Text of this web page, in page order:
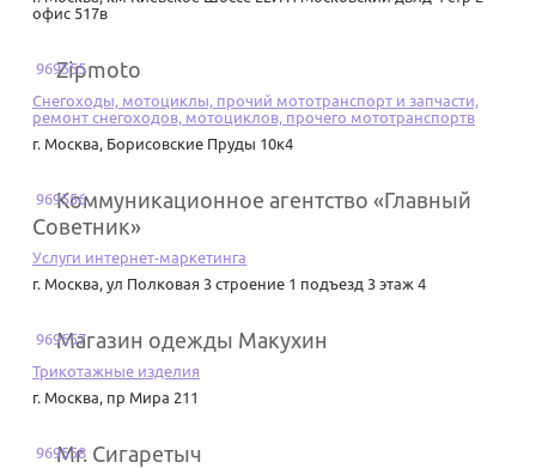
офис 517в
969555
Zipmoto
Снегоходы, мотоциклы, прочий мототранспорт и запчасти,
ремонт снегоходов, мотоциклов, прочего мототранспортв
г. Москва, Борисовские Пруды 10к4
969556
Коммуникационное агентство «Главный
Советник»
Услуги интернет-маркетинга
г. Москва, ул Полковая 3 строение 1 подъезд 3 этаж 4
969557
Магазин одежды Макухин
Трикотажные изделия
г. Москва, пр Мира 211
969558
Mr. Сигаретыч